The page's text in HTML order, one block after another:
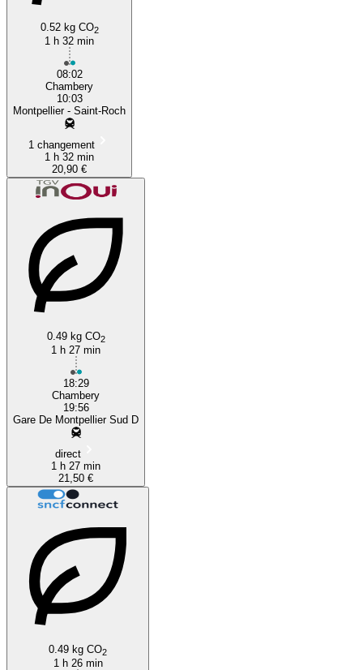
0.52 kg CO2
1 h 32 min
08:02
Chambery
10:03
Montpellier - Saint-Roch
1 changement
1 h 32 min
20,90 €
0.49 kg CO2
1 h 27 min
18:29
Chambery
19:56
Gare De Montpellier Sud D
direct
1 h 27 min
21,50 €
0.49 kg CO2
1 h 26 min